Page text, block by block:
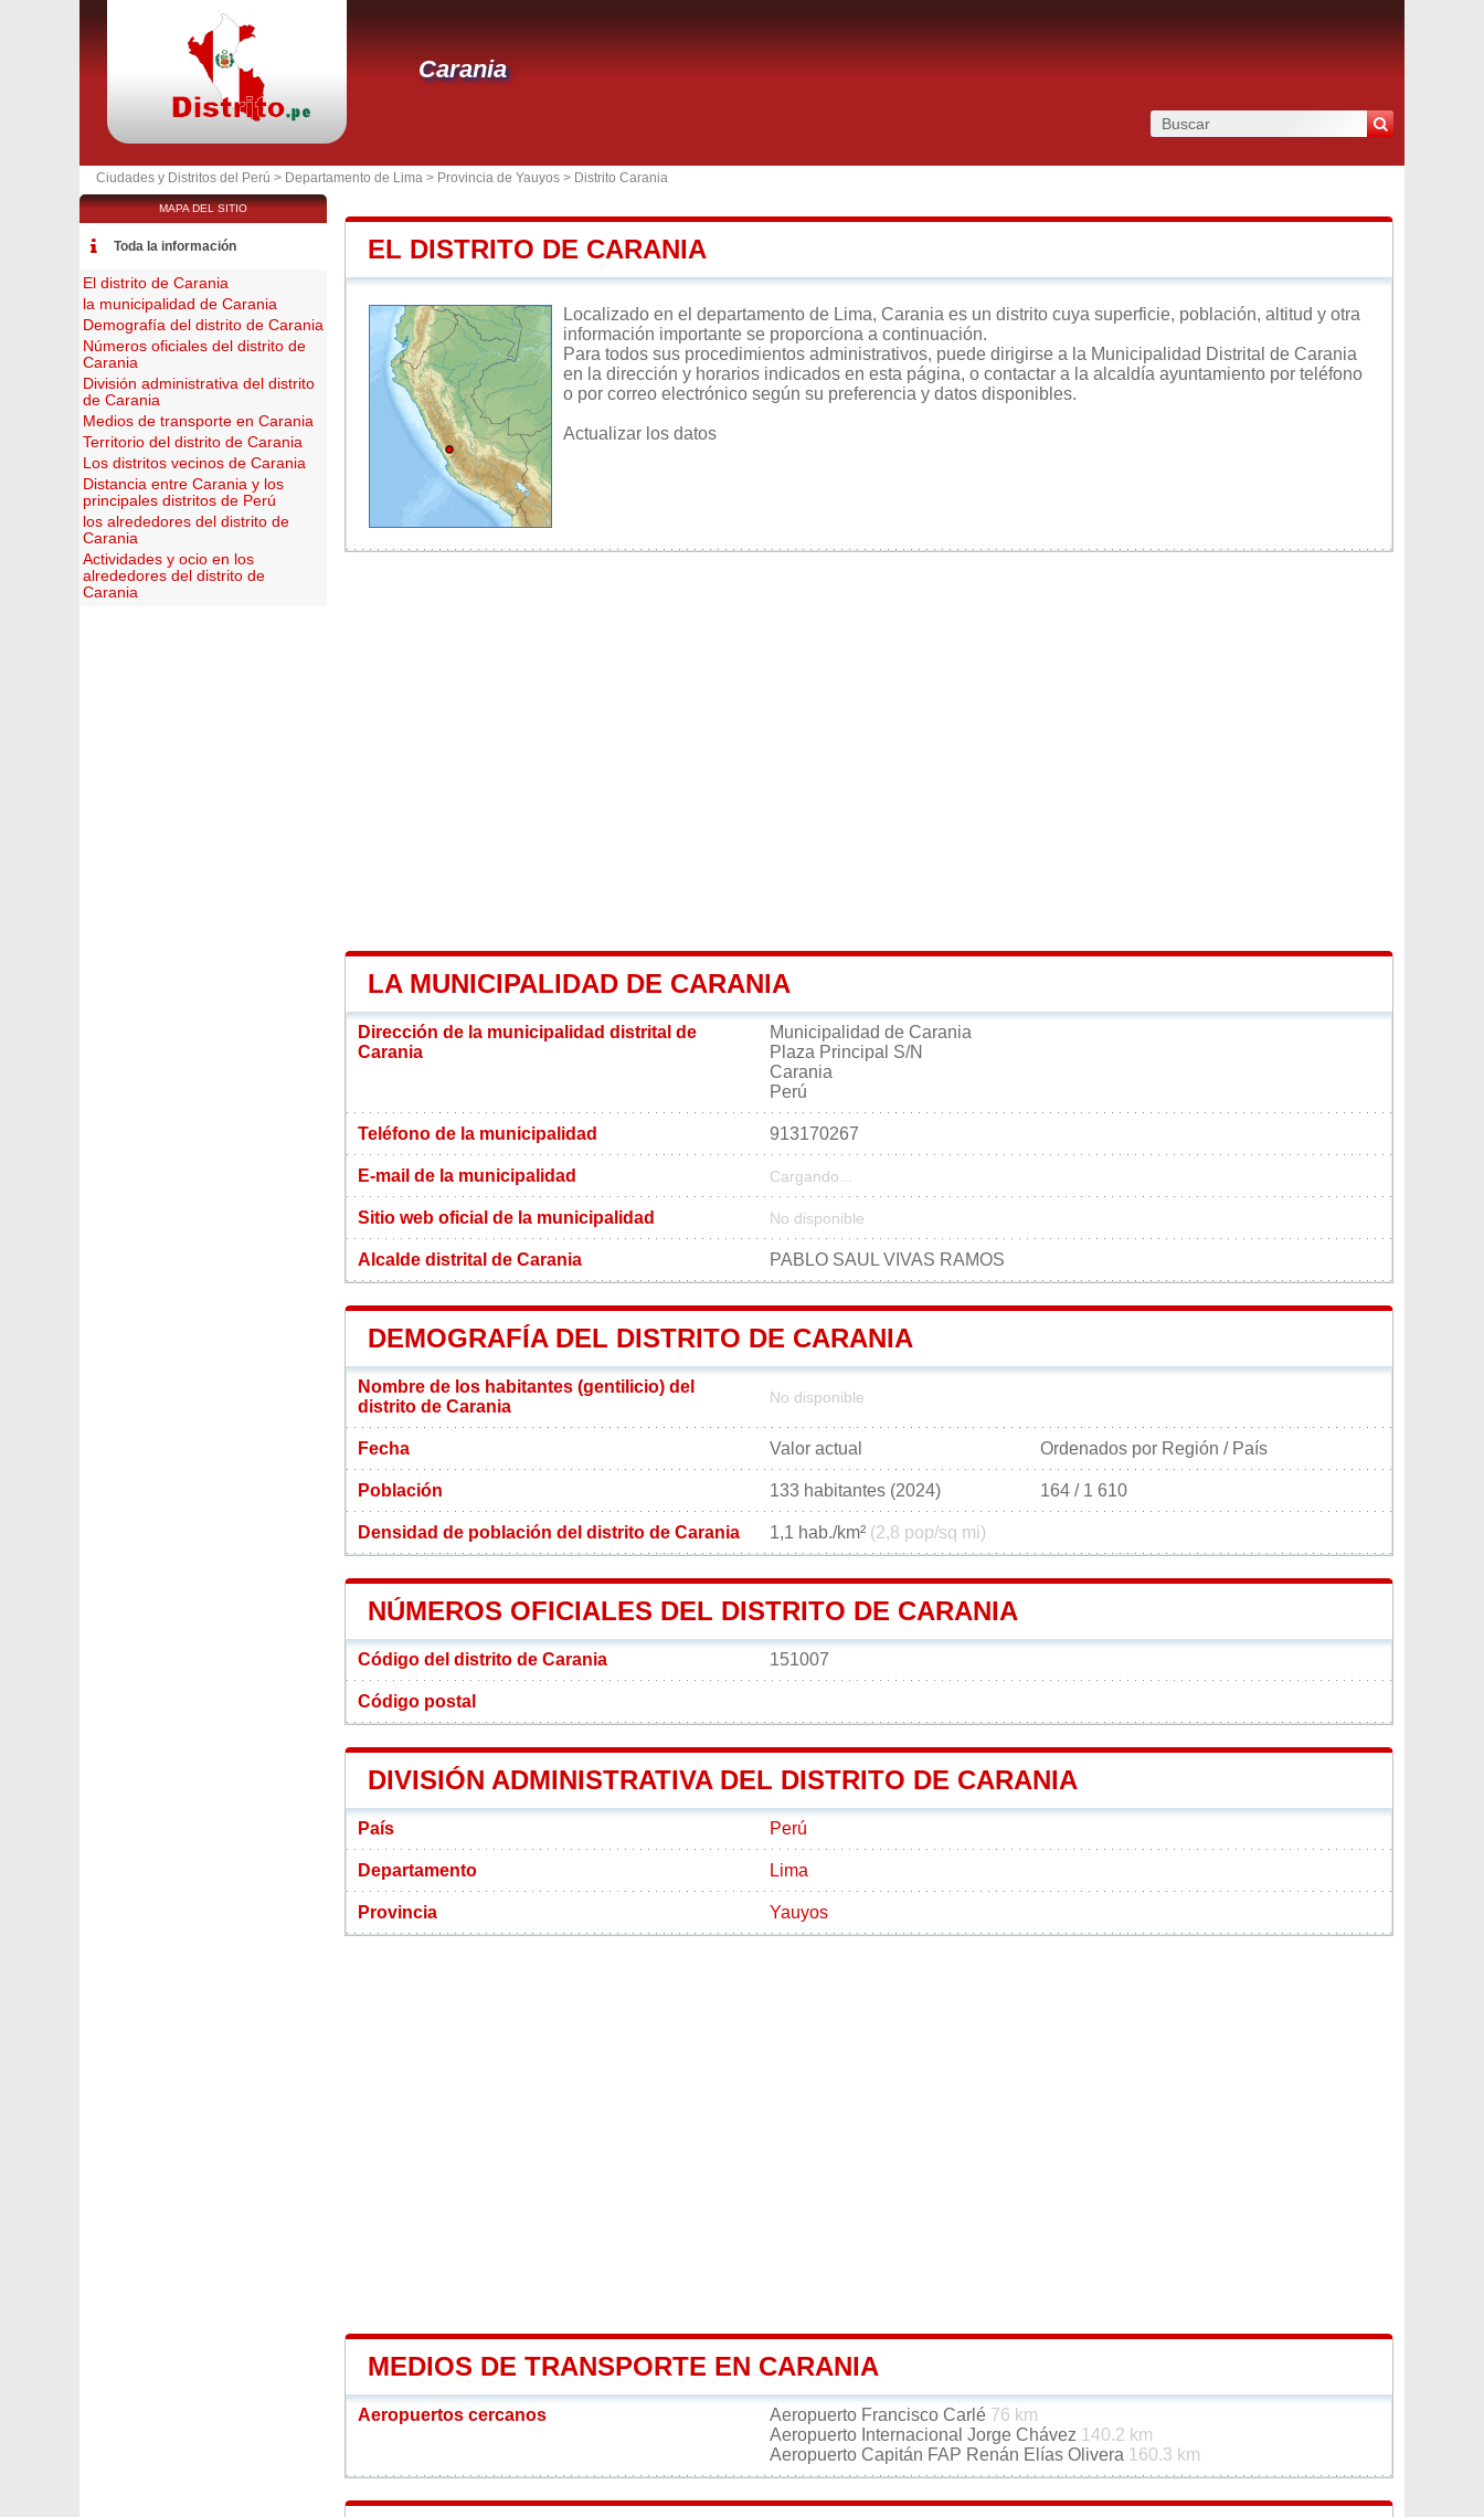
Carania
Ciudades y Distritos del Perú > Departamento de Lima > Provincia de Yauyos > Distrito Carania
EL DISTRITO DE CARANIA
Localizado en el departamento de Lima, Carania es un distrito cuya superficie, población, altitud y otra
información importante se proporciona a continuación.
Para todos sus procedimientos administrativos, puede dirigirse a la Municipalidad Distrital de Carania
en la dirección y horarios indicados en esta página, o contactar a la alcaldía ayuntamiento por teléfono
o por correo electrónico según su preferencia y datos disponibles.
Actualizar los datos
LA MUNICIPALIDAD DE CARANIA
Dirección de la municipalidad distrital de
Carania
Municipalidad de Carania
Plaza Principal S/N
Carania
Perú
Teléfono de la municipalidad 913170267
E-mail de la municipalidad Cargando...
Sitio web oficial de la municipalidad No disponible
Alcalde distrital de Carania PABLO SAUL VIVAS RAMOS
DEMOGRAFÍA DEL DISTRITO DE CARANIA
Nombre de los habitantes (gentilicio) del
distrito de Carania
No disponible
Fecha Valor actual Ordenados por Región / País
Población 133 habitantes (2024) 164 / 1 610
Densidad de población del distrito de Carania 1,1 hab./km² (2,8 pop/sq mi)
NÚMEROS OFICIALES DEL DISTRITO DE CARANIA
Código del distrito de Carania 151007
Código postal
DIVISIÓN ADMINISTRATIVA DEL DISTRITO DE CARANIA
País Perú
Departamento Lima
Provincia Yauyos
MEDIOS DE TRANSPORTE EN CARANIA
Aeropuertos cercanos Aeropuerto Francisco Carlé 76 km
Aeropuerto Internacional Jorge Chávez 140.2 km
Aeropuerto Capitán FAP Renán Elías Olivera 160.3 km
MAPA DEL SITIO
Toda la información
El distrito de Carania
la municipalidad de Carania
Demografía del distrito de Carania
Números oficiales del distrito de
Carania
División administrativa del distrito
de Carania
Medios de transporte en Carania
Territorio del distrito de Carania
Los distritos vecinos de Carania
Distancia entre Carania y los
principales distritos de Perú
los alrededores del distrito de
Carania
Actividades y ocio en los
alrededores del distrito de
Carania